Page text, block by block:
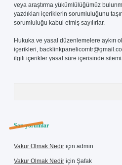
veya araştırma yükümlülüğümüz
yazdıkları içeriklerin sorumluluğunu
sorumluluğu kabul etmiş sayılırlar.
Hukuka ve yasal düzenlemelere aykırı
içerikleri,
ilgili içerikler yasal süre içerisinde
Son yorumlar
Vakur Olmak Nedir için admin
Vakur Olmak Nedir için Şafak